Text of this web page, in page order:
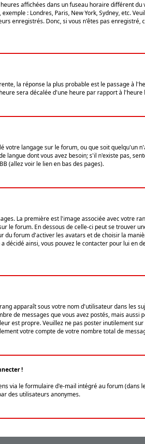
affichées dans un fuseau horaire différent du
: Londres, Paris, New York, Sydney, etc.
enregistrés. Donc, si vous n'êtes pas enregistré,
la réponse la plus probable est le passage à
sera décalée d'une heure par rapport à l'heure
langage sur le forum, ou que soit quelqu'un
dont vous avez besoin; s'il n'existe pas,
(allez voir le lien en bas des pages).
La première est l'image associée avec votre
le forum. En dessous de celle-ci peut se trouver
forum d'activer les avatars et de choisir la
ainsi, vous pouvez le contacter pour lui en
apparaît sous votre nom d'utilisateur dans les
de messages que vous avez postés, mais
est propre. Veuillez ne pas poster inutilement
votre compte de votre nombre total de
!
via le formulaire d'e-mail intégré au forum (dans
des utilisateurs anonymes.